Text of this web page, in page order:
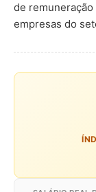
de
empresas do